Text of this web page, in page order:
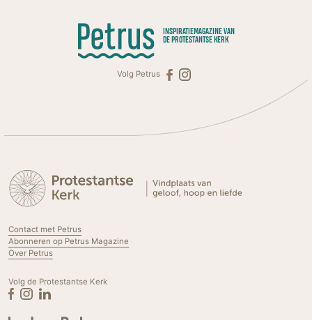
INSPIRATIEMAGAZINE VAN
DE PROTESTANTSE KERK
Volg Petrus
Contact met Petrus
Abonneren op Petrus Magazine
Over Petrus
Volg de Protestantse Kerk